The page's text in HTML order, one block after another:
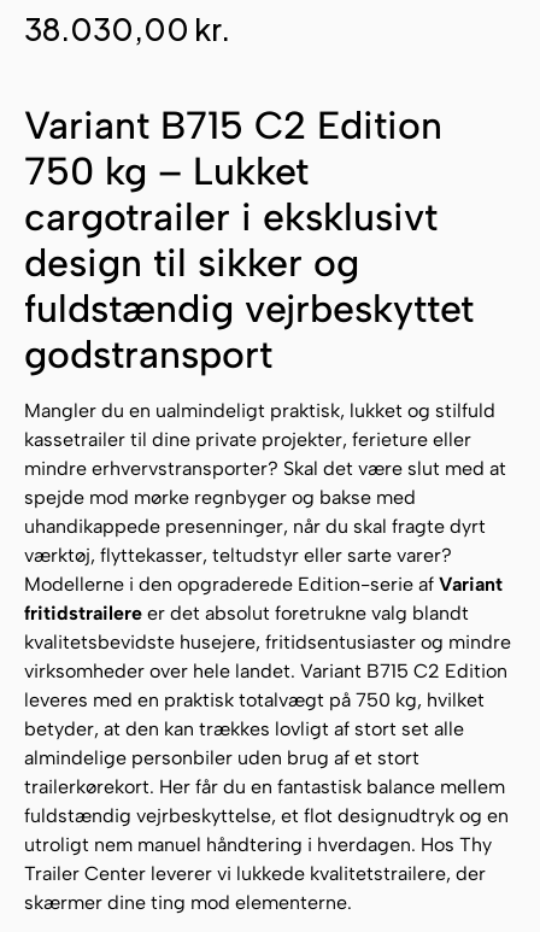
38.030,00 kr.
Variant B715 C2 Edition
750 kg – Lukket
cargotrailer i eksklusivt
design til sikker og
fuldstændig vejrbeskyttet
godstransport
Mangler du en ualmindeligt praktisk, lukket og stilfuld
kassetrailer til dine private projekter, ferieture eller
mindre erhvervstransporter? Skal det være slut med at
spejde mod mørke regnbyger og bakse med
uhandikappede presenninger, når du skal fragte dyrt
værktøj, flyttekasser, teltudstyr eller sarte varer?
Modellerne i den opgraderede Edition-serie af Variant
fritidstrailere er det absolut foretrukne valg blandt
kvalitetsbevidste husejere, fritidsentusiaster og mindre
virksomheder over hele landet. Variant B715 C2 Edition
leveres med en praktisk totalvægt på 750 kg, hvilket
betyder, at den kan trækkes lovligt af stort set alle
almindelige personbiler uden brug af et stort
trailerkørekort. Her får du en fantastisk balance mellem
fuldstændig vejrbeskyttelse, et flot designudtryk og en
utroligt nem manuel håndtering i hverdagen. Hos Thy
Trailer Center leverer vi lukkede kvalitetstrailere, der
skærmer dine ting mod elementerne.